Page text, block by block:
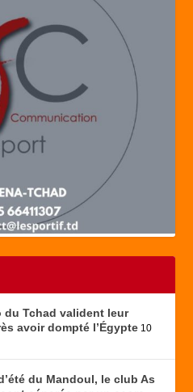
du Tchad valident leur
avoir dompté l’Égypte 10
du Mandoul, le club As